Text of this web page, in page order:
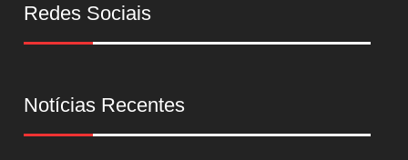
Redes Sociais
Notícias Recentes